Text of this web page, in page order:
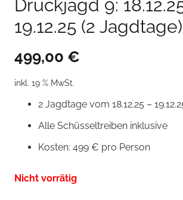
Drückjagd 9:
19.12.25 (2 Jagdtage)
499,00 €
inkl. 19 % MwSt.
2 Jagdtage vom 18.12.25 –
Alle Schüsseltreiben inklusive
Kosten: 499 € pro Person
Nicht vorrätig